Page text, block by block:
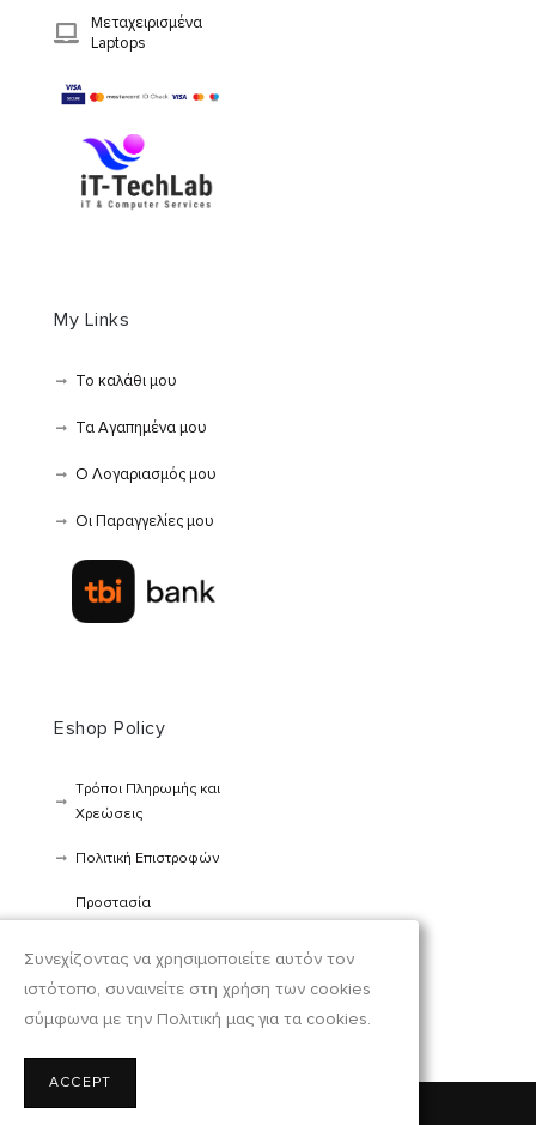
Μεταχειρισμένα
Laptops
My Links
Το καλάθι μου
Τα Αγαπημένα μου
Ο Λογαριασμός μου
Οι Παραγγελίες μου
Eshop Policy
Τρόποι Πληρωμής και
Χρεώσεις
Πολιτική Επιστροφών
Προστασία
δεδομένων
Όροι Χρήσης
Κατασκευή Eshop by
Συνεχίζοντας να χρησιμοποιείτε αυτόν τον
ιστότοπο, συναινείτε στη χρήση των cookies
σύμφωνα με την Πολιτική μας για τα cookies.
ACCEPT